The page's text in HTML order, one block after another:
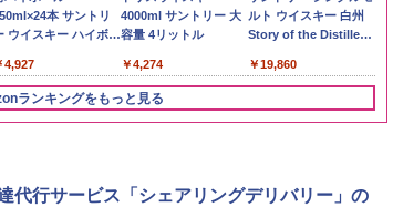
ろう印 無洗米 5kg 業
用 お米マイスターブ
2,680
新潟県産にじのきらめ
き 5kg 令和7年産
￥5,809
まちブレンド 無洗米
5kg
￥3,396
本 サントリ
ウイスキー ハイボー
4,927
4000ml サントリー 大
容量 4リットル
￥4,274
ルト ウイスキー 白州
Story of the Distillery
￥19,860
ランキングをもっと見る
3 4 5
3 4 5
代行サービス「シェアリングデリバリー」の